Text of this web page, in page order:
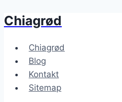
Fortsæt
indhold
Chiagrød
Chiagrød
Blog
Kontakt
Sitemap